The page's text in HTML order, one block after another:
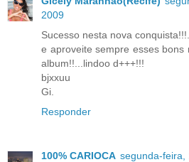
2009
Sucesso nesta nova conquista!!!...
e aproveite sempre esses bons
album!!...lindoo d+++!!!
bjxxuu
Gi.
Responder
100% CARIOCA segunda-feira,